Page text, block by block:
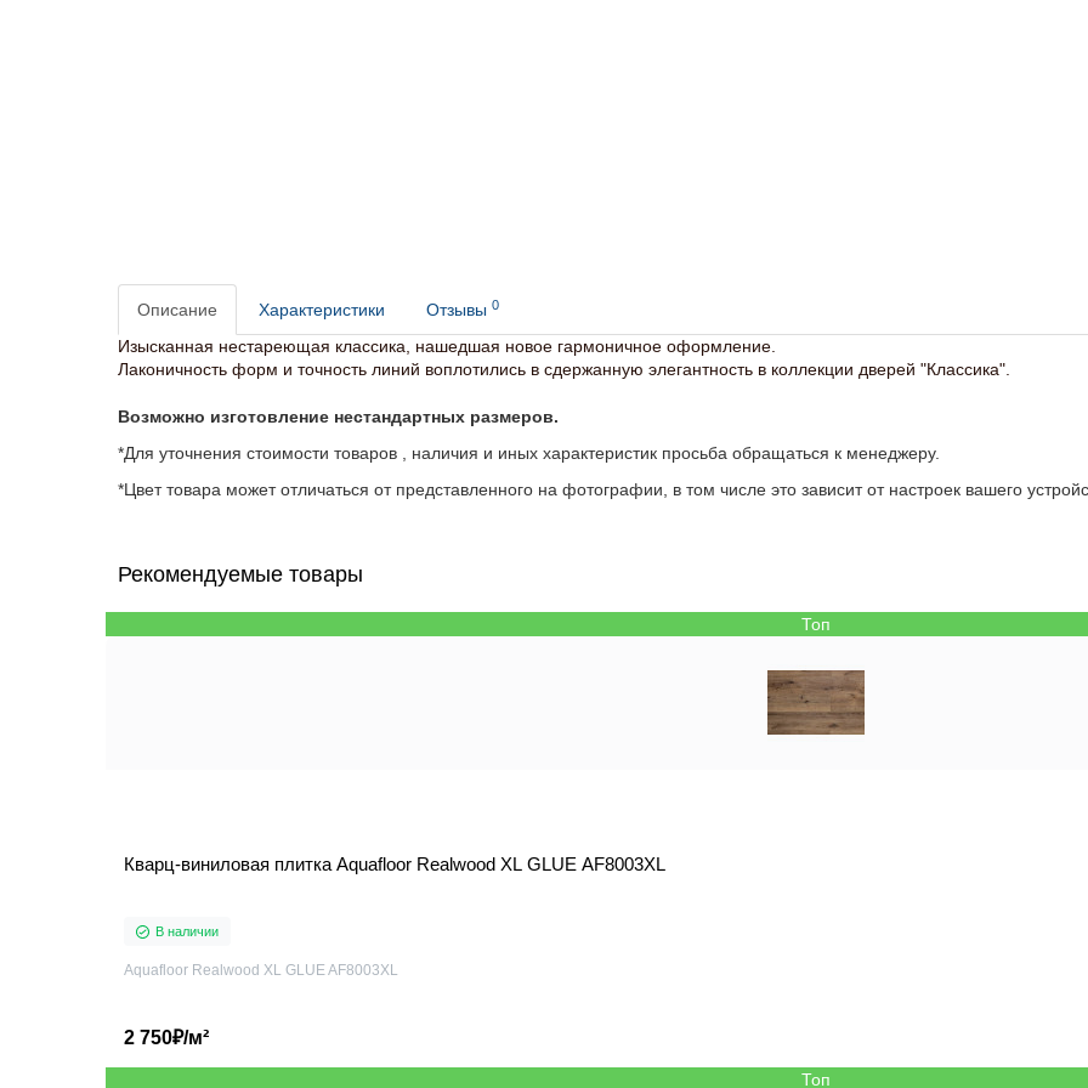
Описание Характеристики Отзывы 0
Изысканная нестареющая классика, нашедшая новое гармоничное оформление.
Лаконичность форм и точность линий воплотились в сдержанную элегантность в коллекции дверей "Классика".
Возможно изготовление нестандартных размеров.
*Для уточнения стоимости товаров , наличия и иных характеристик просьба обращаться к менеджеру.
*Цвет товара может отличаться от представленного на фотографии, в том числе это зависит от настроек вашего
Рекомендуемые товары
Топ
Кварц-виниловая плитка Aquafloor Realwood XL GLUE AF8003XL
В наличии
Aquafloor Realwood XL GLUE AF8003XL
2 750₽/м²
Топ